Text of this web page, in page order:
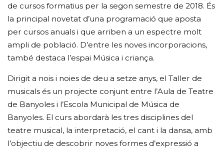
de cursos formatius per la segon semestre de 2018. És
la principal novetat d’una programació que aposta
per cursos anuals i que arriben a un espectre molt
ampli de població. D’entre les noves incorporacions,
també destaca l’espai Música i criança.
Dirigit a nois i noies de deu a setze anys, el Taller de
musicals és un projecte conjunt entre l’Aula de Teatre
de Banyoles i l’Escola Municipal de Música de
Banyoles. El curs abordarà les tres disciplines del
teatre musical, la interpretació, el cant i la dansa, amb
l’objectiu de descobrir noves formes d’expressió a